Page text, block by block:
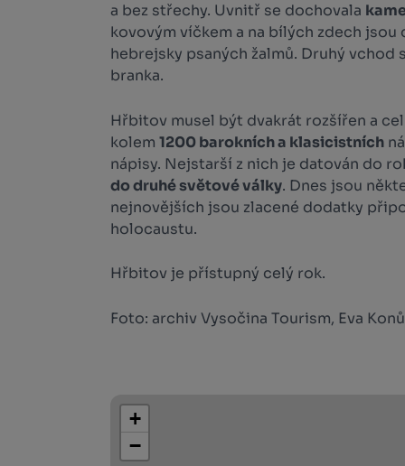
a bez střechy. Uvnitř se dochovala
kovovým víčkem a na bílých zdech
hebrejsky psaných žalmů. Druhý vchod
branka.
Hřbitov musel být dvakrát rozšířen a
kolem 1200 barokních a klasicistních
nápisy. Nejstarší z nich je datován do
do druhé světové války. Dnes jsou
nejnovějších jsou zlacené dodatky
holocaustu.
Hřbitov je přístupný celý rok.
Foto: archiv Vysočina Tourism, Eva
+
−